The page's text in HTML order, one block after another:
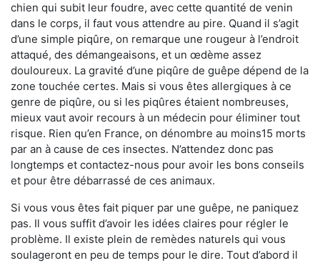
chien qui subit leur foudre, avec cette quantité de venin
dans le corps, il faut vous attendre au pire. Quand il s’agit
d’une simple piqûre, on remarque une rougeur à l’endroit
attaqué, des démangeaisons, et un œdème assez
douloureux. La gravité d’une piqûre de guêpe dépend de la
zone touchée certes. Mais si vous êtes allergiques à ce
genre de piqûre, ou si les piqûres étaient nombreuses,
mieux vaut avoir recours à un médecin pour éliminer tout
risque. Rien qu’en France, on dénombre au moins15 morts
par an à cause de ces insectes. N’attendez donc pas
longtemps et contactez-nous pour avoir les bons conseils
et pour être débarrassé de ces animaux.
Si vous vous êtes fait piquer par une guêpe, ne paniquez
pas. Il vous suffit d’avoir les idées claires pour régler le
problème. Il existe plein de remèdes naturels qui vous
soulageront en peu de temps pour le dire. Tout d’abord il